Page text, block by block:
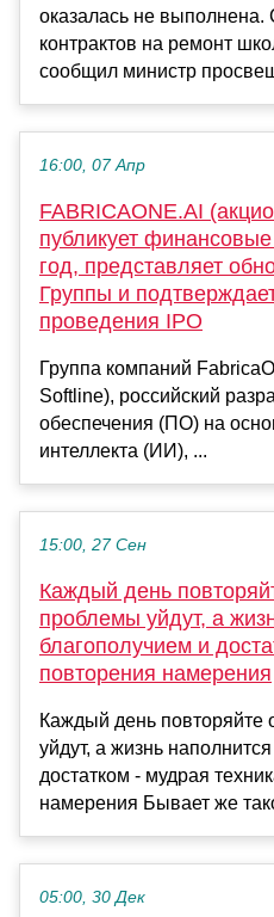
оказалась не
контрактов на ремонт
сообщил министр
16:00, 07 Апр
FABRICAONE.AI
публикует
год, представляет
Группы и
проведения IPO
Группа компаний
Softline), российский
обеспечения (ПО) на
интеллекта (ИИ), ...
15:00, 27 Сен
Каждый день
проблемы уйдут, а
благополучием и
повторения намерения
Каждый день повторяйте
уйдут, а жизнь
достатком - мудрая
намерения Бывает же
05:00, 30 Дек